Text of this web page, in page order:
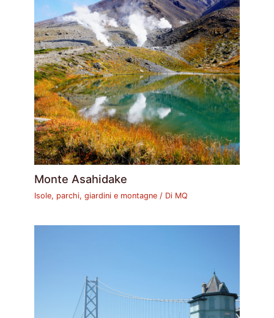
Monte Asahidake
Isole, parchi, giardini e montagne / Di MQ